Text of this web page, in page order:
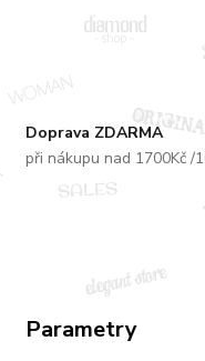
Doprava ZDARMA
při nákupu nad 1700Kč /
Parametry